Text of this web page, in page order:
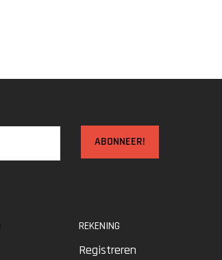
ABONNEER!
REKENING
Registreren